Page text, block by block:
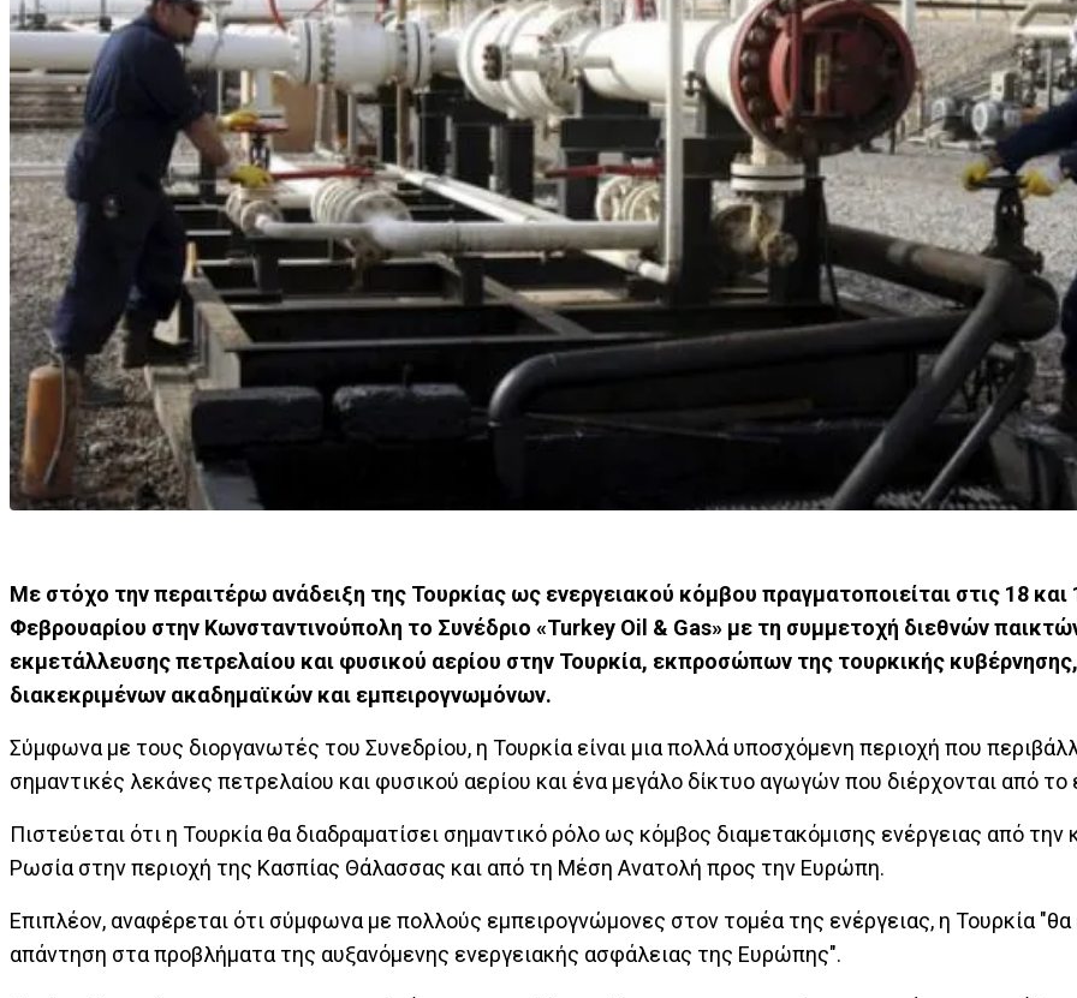
Με στόχο την περαιτέρω ανάδειξη της Τουρκίας ως ενεργειακού κόμβου πραγματοποιείται στις 18 και
Φεβρουαρίου στην Κωνσταντινούπολη το Συνέδριο «Turkey Oil & Gas» με τη συμμετοχή διεθνών
εκμετάλλευσης πετρελαίου και φυσικού αερίου στην Τουρκία, εκπροσώπων της τουρκικής κυβέρνησης,
διακεκριμένων ακαδημαϊκών και εμπειρογνωμόνων.
Σύμφωνα με τους διοργανωτές του Συνεδρίου, η Τουρκία είναι μια πολλά υποσχόμενη περιοχή που
σημαντικές λεκάνες πετρελαίου και φυσικού αερίου και ένα μεγάλο δίκτυο αγωγών που διέρχονται από
Πιστεύεται ότι η Τουρκία θα διαδραματίσει σημαντικό ρόλο ως κόμβος διαμετακόμισης ενέργειας από την
Ρωσία στην περιοχή της Κασπίας Θάλασσας και από τη Μέση Ανατολή προς την Ευρώπη.
Επιπλέον, αναφέρεται ότι σύμφωνα με πολλούς εμπειρογνώμονες στον τομέα της ενέργειας, η Τουρκία "θα
απάντηση στα προβλήματα της αυξανόμενης ενεργειακής ασφάλειας της Ευρώπης".